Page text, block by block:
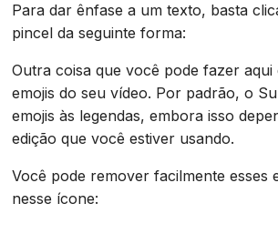
Para dar ênfase a um texto, basta
pincel da seguinte forma:
Outra coisa que você pode fazer
emojis do seu vídeo. Por padrão, o
emojis às legendas, embora isso
edição que você estiver usando.
Você pode remover facilmente esses
nesse ícone: